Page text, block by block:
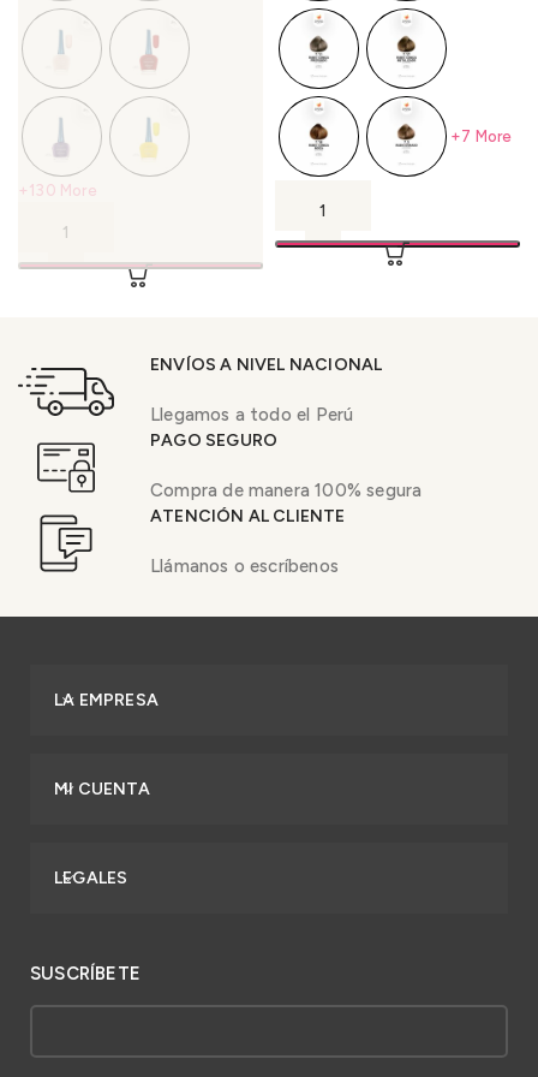
+130 More
+7 More
ENVÍOS A NIVEL NACIONAL
Llegamos a todo el Perú
PAGO SEGURO
Compra de manera 100% segura
ATENCIÓN AL CLIENTE
Llámanos o escríbenos
LA EMPRESA
MI CUENTA
LEGALES
SUSCRÍBETE